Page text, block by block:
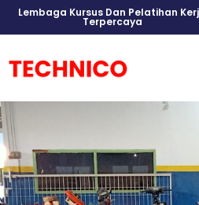
Lembaga Kursus Dan Pelatihan
Terpercaya